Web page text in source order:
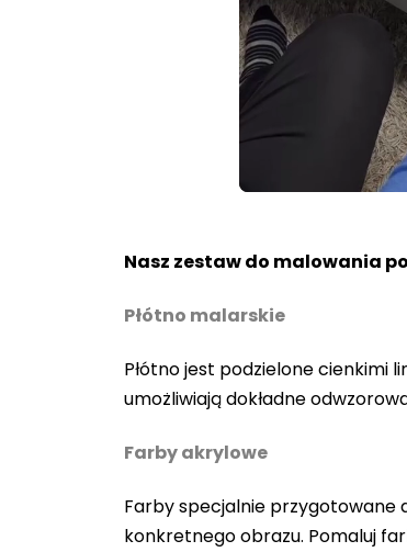
Nasz zestaw do malowania
Płótno malarskie
Płótno jest podzielone cienkimi
umożliwiają dokładne
Farby akrylowe
Farby specjalnie przygotowane
konkretnego obrazu. Pomaluj